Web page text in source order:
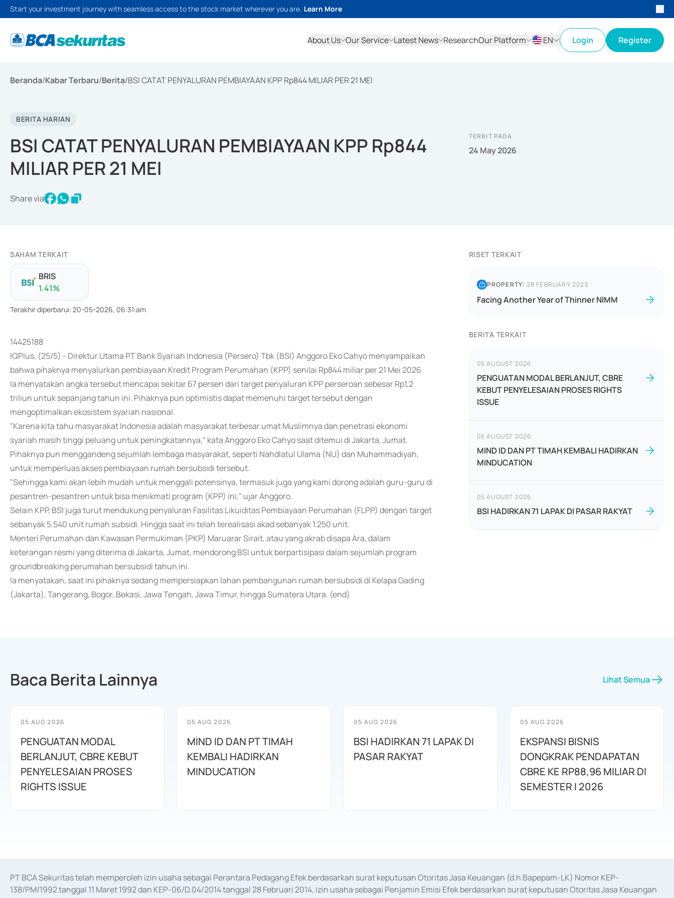
Start your investment journey with seamless access to the stock market wherever you are. Learn More
About Us Our Service Latest News ResearchOur Platform
EN
Login Register
Beranda/Kabar Terbaru/Berita/BSI CATAT PENYALURAN PEMBIAYAAN KPP Rp844 MILIAR PER 21 MEI
BERITA HARIAN
BSI CATAT PENYALURAN PEMBIAYAAN KPP Rp844
MILIAR PER 21 MEI
Share via
TERBIT PADA
24 May 2026
SAHAM TERKAIT
BRIS
1.41%
Terakhir diperbarui: 20-05-2026, 06:31:am
14425188
IQPlus, (25/5) - Direktur Utama PT Bank Syariah Indonesia (Persero) Tbk (BSI) Anggoro Eko Cahyo menyampaikan
bahwa pihaknya menyalurkan pembiayaan Kredit Program Perumahan (KPP) senilai Rp844 miliar per 21 Mei 2026.
Ia menyatakan angka tersebut mencapai sekitar 67 persen dari target penyaluran KPP perseroan sebesar Rp1,2
triliun untuk sepanjang tahun ini. Pihaknya pun optimistis dapat memenuhi target tersebut dengan
mengoptimalkan ekosistem syariah nasional.
"Karena kita tahu masyarakat Indonesia adalah masyarakat terbesar umat Muslimnya dan penetrasi ekonomi
syariah masih tinggi peluang untuk peningkatannya," kata Anggoro Eko Cahyo saat ditemui di Jakarta, Jumat.
Pihaknya pun menggandeng sejumlah lembaga masyarakat, seperti Nahdlatul Ulama (NU) dan Muhammadiyah,
untuk memperluas akses pembiayaan rumah bersubsidi tersebut.
"Sehingga kami akan lebih mudah untuk menggali potensinya, termasuk juga yang kami dorong adalah guru-guru di
pesantren-pesantren untuk bisa menikmati program (KPP) ini," ujar Anggoro.
Selain KPP, BSI juga turut mendukung penyaluran Fasilitas Likuiditas Pembiayaan Perumahan (FLPP) dengan target
sebanyak 5.540 unit rumah subsidi. Hingga saat ini telah terealisasi akad sebanyak 1.250 unit.
Menteri Perumahan dan Kawasan Permukiman (PKP) Maruarar Sirait, atau yang akrab disapa Ara, dalam
keterangan resmi yang diterima di Jakarta, Jumat, mendorong BSI untuk berpartisipasi dalam sejumlah program
groundbreaking perumahan bersubsidi tahun ini.
Ia menyatakan, saat ini pihaknya sedang mempersiapkan lahan pembangunan rumah bersubsidi di Kelapa Gading
(Jakarta), Tangerang, Bogor, Bekasi, Jawa Tengah, Jawa Timur, hingga Sumatera Utara. (end)
RISET TERKAIT
PROPERTY| 28 FEBRUARY 2025
Facing Another Year of Thinner NIMM
BERITA TERKAIT
05 AUGUST 2026
PENGUATAN MODAL BERLANJUT, CBRE
KEBUT PENYELESAIAN PROSES RIGHTS
ISSUE
05 AUGUST 2026
MIND ID DAN PT TIMAH KEMBALI HADIRKAN
MINDUCATION
05 AUGUST 2026
BSI HADIRKAN 71 LAPAK DI PASAR RAKYAT
Baca Berita Lainnya Lihat Semua
05 AUG 2026
PENGUATAN MODAL
BERLANJUT, CBRE KEBUT
PENYELESAIAN PROSES
RIGHTS ISSUE
05 AUG 2026
MIND ID DAN PT TIMAH
KEMBALI HADIRKAN
MINDUCATION
05 AUG 2026
BSI HADIRKAN 71 LAPAK DI
PASAR RAKYAT
05 AUG 2026
EKSPANSI BISNIS
DONGKRAK PENDAPATAN
CBRE KE RP88,96 MILIAR DI
SEMESTER I 2026
PT BCA Sekuritas telah memperoleh izin usaha sebagai Perantara Pedagang Efek berdasarkan surat keputusan Otoritas Jasa Keuangan (d.h Bapepam-LK) Nomor KEP-
138/PM/1992 tanggal 11 Maret 1992 dan KEP-06/D.04/2014 tanggal 28 Februari 2014, izin usaha sebagai Penjamin Emisi Efek berdasarkan surat keputusan Otoritas Jasa Keuangan